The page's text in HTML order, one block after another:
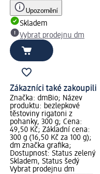
Upozornění
Skladem
Vybrat prodejnu dm
Zákazníci také zakoupili
Značka: dmBio; Název
produktu: bezlepkové
těstoviny rigatoni z
pohanky, 300 g; Cena:
49,50 Kč; Základní cena:
300 g (16,50 Kč za 100 g);
dm značka grafika;
Dostupnost: Status zelený
Skladem, Status šedý
Vybrat prodejnu dm